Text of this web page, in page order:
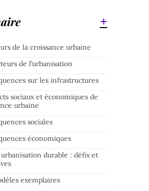
de la croissance urbaine
de l’urbanisation
sur les infrastructures
sociaux et économiques de
urbaine
sociales
économiques
durable : défis et
exemplaires